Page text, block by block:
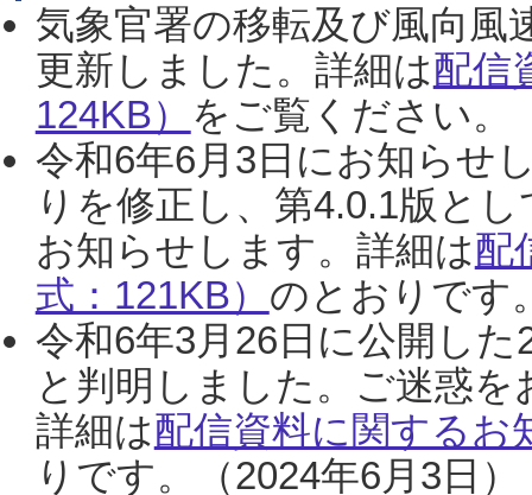
気象官署の移転及び風向風
更新しました。詳細は配信
124KB） をご覧ください。
令和6年6月3日にお知らせ
りを修正し、第4.0.1版と
お知らせします。詳細は配
式：121KB） のとおりです
令和6年3月26日に公開し
と判明しました。ご迷惑
詳細は配信資料に関するお
りです。（2024年6月3日）